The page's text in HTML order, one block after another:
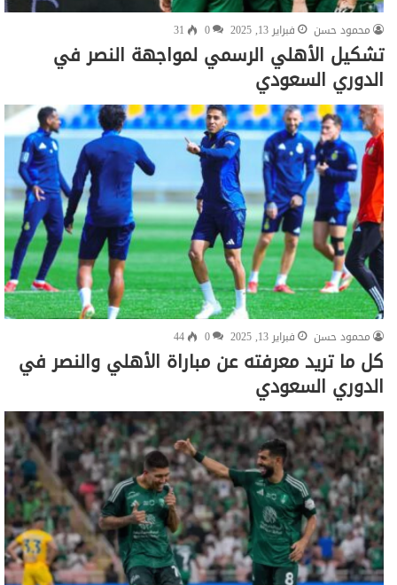
محمود حسن فبراير 13, 2025 0
31
تشكيل الأهلي الرسمي لمواجهة النصر في
الدوري السعودي
محمود حسن فبراير 13, 2025 0
44
كل ما تريد معرفته عن مباراة الأهلي والنصر في
الدوري السعودي